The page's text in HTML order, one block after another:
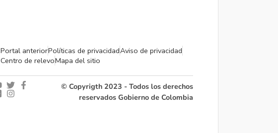
Portal anteriorPolíticas de privacidadAviso de privacidad
Centro de relevoMapa del sitio
© Copyrigth 2023 - Todos los derechos
reservados Gobierno de Colombia